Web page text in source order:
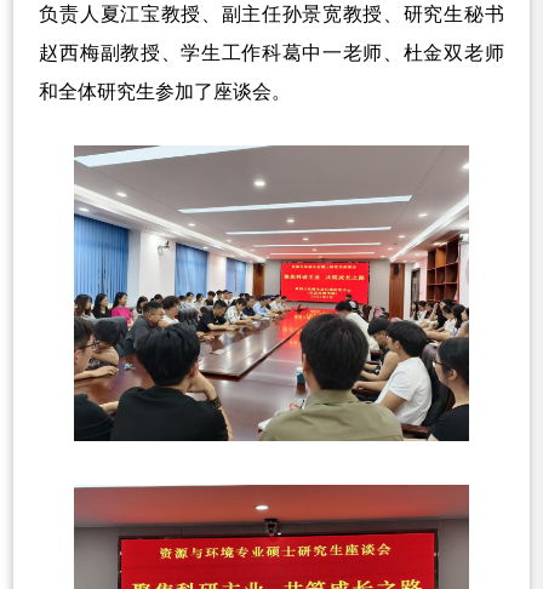
负责人夏江宝教授、副主任孙景宽教授、研究生秘书
赵西梅副教授、学生工作科葛中一老师、杜金双老师
和全体研究生参加了座谈会。